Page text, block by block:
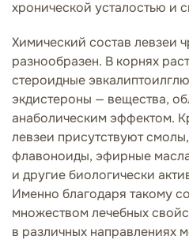
хронической усталостью и
Химический состав левзеи
разнообразен. В корнях
стероидные
экдистероны — вещества,
анаболическим эффектом.
левзеи присутствуют
флавоноиды, эфирные
и другие биологически
Именно благодаря такому
множеством лечебных
в различных направлениях